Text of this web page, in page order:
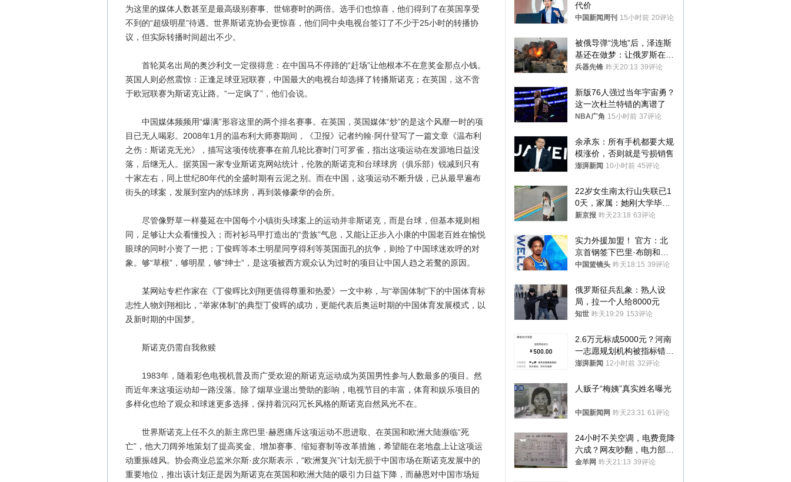
为这里的媒体人数甚至是最高级别赛事、世锦赛时的两倍。选手们也惊喜，他们得到了在英国享受
不到的“超级明星”待遇。世界斯诺克协会更惊喜，他们同中央电视台签订了不少于25小时的转播协
议，但实际转播时间超出不少。
首轮莫名出局的奥沙利文一定很得意：在中国马不停蹄的“赶场”让他根本不在意奖金那点小钱。
英国人则必然震惊：正逢足球亚冠联赛，中国最大的电视台却选择了转播斯诺克；在英国，这不啻
于欧冠联赛为斯诺克让路。“一定疯了”，他们会说。
中国媒体频频用“爆满”形容这里的两个排名赛事。在英国，英国媒体“炒”的是这个风靡一时的项
目已无人喝彩。2008年1月的温布利大师赛期间，《卫报》记者约翰·阿什登写了一篇文章《温布利
之伤：斯诺克无光》，描写这项传统赛事在前几轮比赛时门可罗雀，指出这项运动在发源地日益没
落，后继无人。据英国一家专业斯诺克网站统计，伦敦的斯诺克和台球球房（俱乐部）锐减到只有
十家左右，同上世纪80年代的全盛时期有云泥之别。而在中国，这项运动不断升级，已从最早遍布
街头的球案，发展到室内的练球房，再到装修豪华的会所。
尽管像野草一样蔓延在中国每个小镇街头球案上的运动并非斯诺克，而是台球，但基本规则相
同，足够让大众看懂投入；而衬衫马甲打造出的“贵族”气息，又能让正步入小康的中国老百姓在愉悦
眼球的同时小资了一把；丁俊晖等本土明星同亨得利等英国面孔的抗争，则给了中国球迷欢呼的对
象。够“草根”，够明星，够“绅士”，是这项被西方观众认为过时的项目让中国人趋之若鹜的原因。
某网站专栏作家在《丁俊晖比刘翔更值得尊重和热爱》一文中称，与“举国体制”下的中国体育标
志性人物刘翔相比，“举家体制”的典型丁俊晖的成功，更能代表后奥运时期的中国体育发展模式，以
及新时期的中国梦。
斯诺克仍需自我救赎
1983年，随着彩色电视机普及而广受欢迎的斯诺克运动成为英国男性参与人数最多的项目。然
而近年来这项运动却一路没落。除了烟草业退出赞助的影响，电视节目的丰富，体育和娱乐项目的
多样化也给了观众和球迷更多选择，保持着沉闷冗长风格的斯诺克自然风光不在。
世界斯诺克上任不久的新主席巴里·赫恩痛斥这项运动不思进取、在英国和欧洲大陆濒临“死
亡”，他大刀阔斧地策划了提高奖金、增加赛事、缩短赛制等改革措施，希望能在老地盘上让这项运
动重振雄风。协会商业总监米尔斯·皮尔斯表示，“欧洲复兴”计划无损于中国市场在斯诺克发展中的
重要地位，推出该计划正是因为斯诺克在英国和欧洲大陆的吸引力日益下降，而赫恩对中国市场短
代价
中国新闻周刊 15小时前 20评论
被俄导弹“洗地”后，泽连斯
基还在做梦：让俄罗斯在冬
季前求和？
兵器先锋 昨天20:13 39评论
新版76人强过当年宇宙勇？
这一次杜兰特错的离谱了
NBA广角 15小时前 37评论
余承东：所有手机都要大规
模涨价，否则就是亏损销售
澎湃新闻 10小时前 45评论
22岁女生南太行山失联已1
0天，家属：她刚大学毕业
想到山里旅行
新京报 昨天23:18 63评论
实力外援加盟！ 官方：北
京首钢签下巴里·布朗和桑
普森
中国篮镜头 昨天18:15 39评论
俄罗斯征兵乱象：熟人设
局，拉一个人给8000元
知世 昨天19:29 153评论
2.6万元标成5000元？河南
一志愿规划机构被指标错学
费致考生复读
澎湃新闻 12小时前 32评论
人贩子“梅姨”真实姓名曝光
中国新闻网 昨天23:31 61评论
24小时不关空调，电费竟降
六成？网友吵翻，电力部门
回应→
金羊网 昨天21:13 39评论